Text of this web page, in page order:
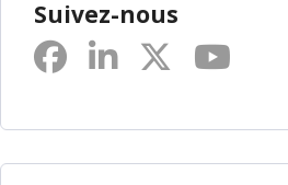
Suivez-nous